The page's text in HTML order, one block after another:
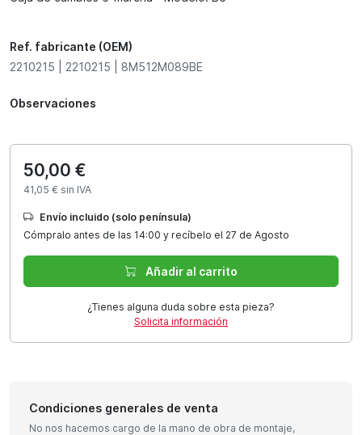
Ref. fabricante (OEM)
2210215 | 2210215 | 8M512M089BE
Observaciones
50,00 €
41,05 € sin IVA
Envío incluido (solo península)
Cómpralo antes de las 14:00 y recíbelo el 27 de Agosto
Añadir al carrito
¿Tienes alguna duda sobre esta pieza?
Solicita información
Condiciones generales de venta
No nos hacemos cargo de la mano de obra de montaje,